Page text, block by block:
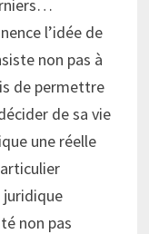
l’idée de
non pas à
de permettre
de sa vie
une réelle
non pas